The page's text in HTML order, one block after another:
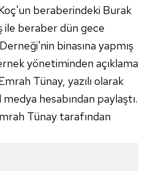
beraberindeki Burak
ile beraber dün gece
binasına yapmış
yönetiminden açıklama
Tünay, yazılı olarak
medya hesabından paylaştı.
Tünay tarafından